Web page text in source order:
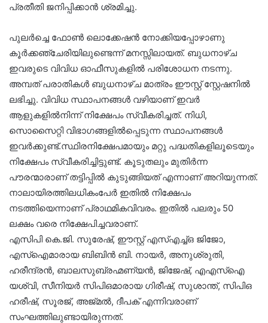
പ്രതീതി ജനിപ്പിക്കാൻ ശ്രമിച്ചു.
പുലർച്ചെ ഫോൺ ലൊക്കേഷൻ നോക്കിയപ്പോഴാണു
കൂർക്കഞ്ചേരിയിലുണ്ടെന്ന് മനസ്സിലായത്. ബുധനാഴ്ച
ഇവരുടെ വിവിധ ഓഫീസുകളിൽ പരിശോധന നടന്നു.
അമ്പത്‌ പരാതികൾ ബുധനാഴ്ച മാത്രം ഈസ്റ്റ് സ്റ്റേഷനിൽ
ലഭിച്ചു. വിവിധ സ്ഥാപനങ്ങൾ വഴിയാണ് ഇവർ
ആളുകളിൽനിന്ന്‌ നിക്ഷേപം സ്വീകരിച്ചത്. നിധി,
സൊസൈറ്റി വിഭാഗങ്ങളിൽപ്പെടുന്ന സ്ഥാപനങ്ങൾ
ഇവർക്കുണ്ട്.സ്ഥിരനിക്ഷേപമായും മറ്റു പദ്ധതികളിലൂടെയും
നിക്ഷേപം സ്വീകരിച്ചിട്ടുണ്ട്. കൂടുതലും മുതിർന്ന
പൗരന്മാരാണ് തട്ടിപ്പിൽ കുടുങ്ങിയത് എന്നാണ് അറിയുന്നത്.
നാലായിരത്തിലധികംപേർ ഇതിൽ നിക്ഷേപം
നടത്തിയെന്നാണ് പ്രാഥമികവിവരം. ഇതിൽ പലരും 50
ലക്ഷം വരെ നിക്ഷേപിച്ചവരാണ്.
എസിപി കെ.ജി. സുരേഷ്, ഈസ്റ്റ് എസ്എച്ച്ഒ ജിജോ,
എസ്‌ഐമാരായ ബിബിൻ ബി. നായർ, അനുശ്രുതി,
ഹരീന്ദ്രൻ, ബാലസുബ്രഹ്മണ്യൻ, ജിജേഷ്, എഎസ്‌ഐ
യശ്വി, സീനിയർ സിപിഒമാരായ ഗിരീഷ്, സുശാന്ത്, സിപിഒ
ഹരീഷ്, സൂരജ്, അജ്മൽ, ദീപക് എന്നിവരാണ്
സംഘത്തിലുണ്ടായിരുന്നത്.